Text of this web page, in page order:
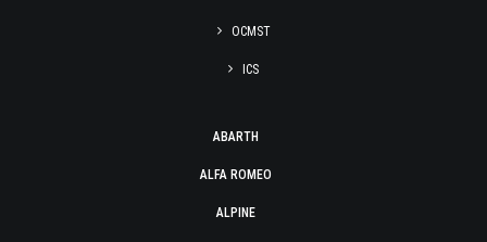
OCMST
ICS
ABARTH
ALFA ROMEO
ALPINE